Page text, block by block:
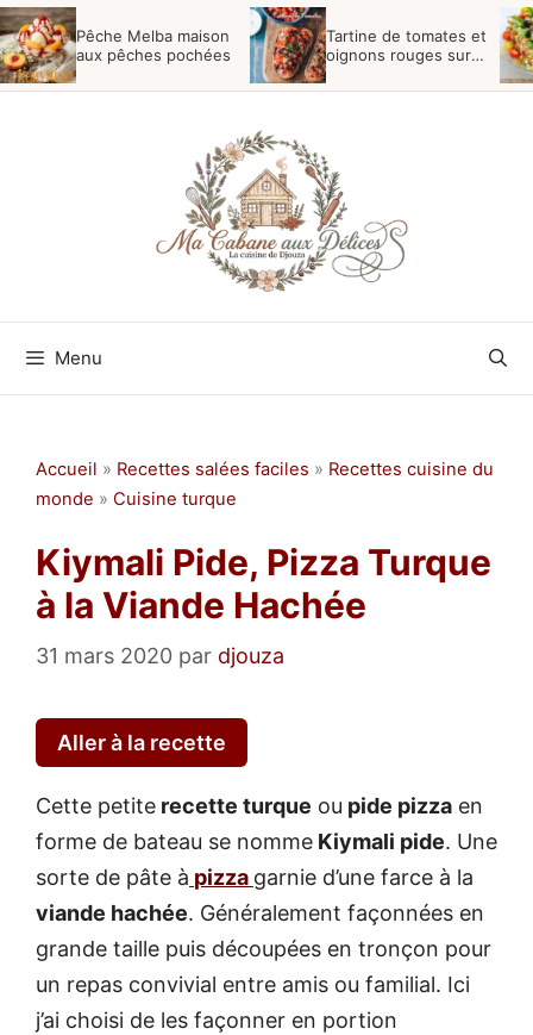
Aller
au
contenu
Pêche Melba maison
aux pêches pochées
Tartine de tomates et
oignons rouges sur
Menu
Accueil » Recettes salées faciles » Recettes cuisine du
monde » Cuisine turque
Kiymali Pide, Pizza Turque
à la Viande Hachée
31 mars 2020 par djouza
Aller à la recette
Cette petite recette turque ou pide pizza en
forme de bateau se nomme Kiymali pide. Une
sorte de pâte à pizza garnie d’une farce à la
viande hachée. Généralement façonnées en
grande taille puis découpées en tronçon pour
un repas convivial entre amis ou familial. Ici
j’ai choisi de les façonner en portion